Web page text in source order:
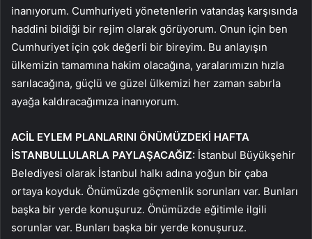
inanıyorum. Cumhuriyeti yönetenlerin vatandaş karşısında
haddini bildiği bir rejim olarak görüyorum. Onun için ben
Cumhuriyet için çok değerli bir bireyim. Bu anlayışın
ülkemizin tamamına hakim olacağına, yaralarımızın hızla
sarılacağına, güçlü ve güzel ülkemizi her zaman sabırla
ayağa kaldıracağımıza inanıyorum.
ACİL EYLEM PLANLARINI ÖNÜMÜZDEKİ HAFTA
İSTANBULLULARLA PAYLAŞACAĞIZ: İstanbul Büyükşehir
Belediyesi olarak İstanbul halkı adına yoğun bir çaba
ortaya koyduk. Önümüzde göçmenlik sorunları var. Bunları
başka bir yerde konuşuruz. Önümüzde eğitimle ilgili
sorunlar var. Bunları başka bir yerde konuşuruz.